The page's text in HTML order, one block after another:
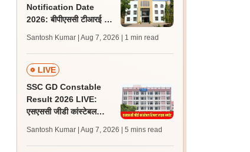
Notification Date
2026: बीपीएससी टीआरई 4
के बीच, एसटेट पर क्या है
अपडेट?
Santosh Kumar | Aug 7, 2026 | 1 min read
LIVE
SSC GD Constable
Result 2026 LIVE:
एसएससी जीडी कांस्टेबल
लेटेस्ट अपडेट, स्कोरकार्ड लिंक
Santosh Kumar | Aug 7, 2026 | 5 mins read